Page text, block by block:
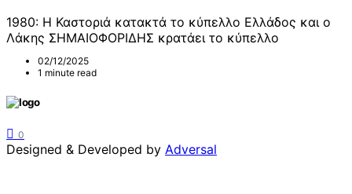
1980: Η Καστοριά κατακτά το κύπελλο Ελλάδος και ο
Λάκης ΣΗΜΑΙΟΦΟΡΙΔΗΣ κρατάει το κύπελλο
02/12/2025
1 minute read
0
Designed & Developed by Adversal